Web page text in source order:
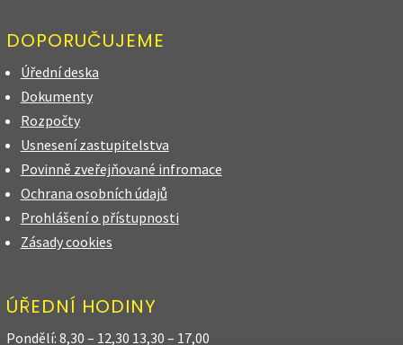
DOPORUČUJEME
Úřední deska
Dokumenty
Rozpočty
Usnesení zastupitelstva
Povinně zveřejňované infromace
Ochrana osobních údajů
Prohlášení o přístupnosti
Zásady cookies
ÚŘEDNÍ HODINY
Pondělí: 8,30 – 12,30 13,30 – 17,00